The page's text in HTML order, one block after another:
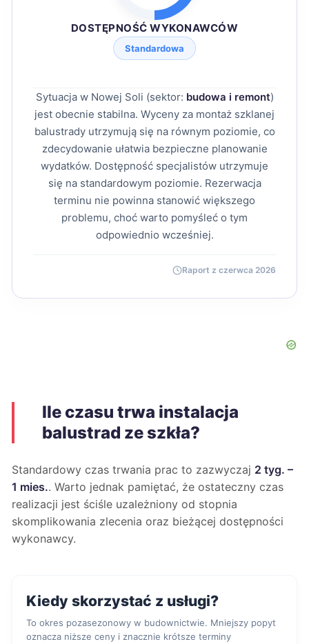
DOSTĘPNOŚĆ WYKONAWCÓW
Standardowa
Sytuacja w Nowej Soli (sektor: budowa i remont)
jest obecnie stabilna. Wyceny za montaż szklanej
balustrady utrzymują się na równym poziomie, co
zdecydowanie ułatwia bezpieczne planowanie
wydatków. Dostępność specjalistów utrzymuje
się na standardowym poziomie. Rezerwacja
terminu nie powinna stanowić większego
problemu, choć warto pomyśleć o tym
odpowiednio wcześniej.
Raport z czerwca 2026
Ile czasu trwa instalacja
balustrad ze szkła?
Standardowy czas trwania prac to zazwyczaj 2 tyg. –
1 mies.. Warto jednak pamiętać, że ostateczny czas
realizacji jest ściśle uzależniony od stopnia
skomplikowania zlecenia oraz bieżącej dostępności
wykonawcy.
Kiedy skorzystać z usługi?
To okres pozasezonowy w budownictwie. Mniejszy popyt
oznacza niższe ceny i znacznie krótsze terminy